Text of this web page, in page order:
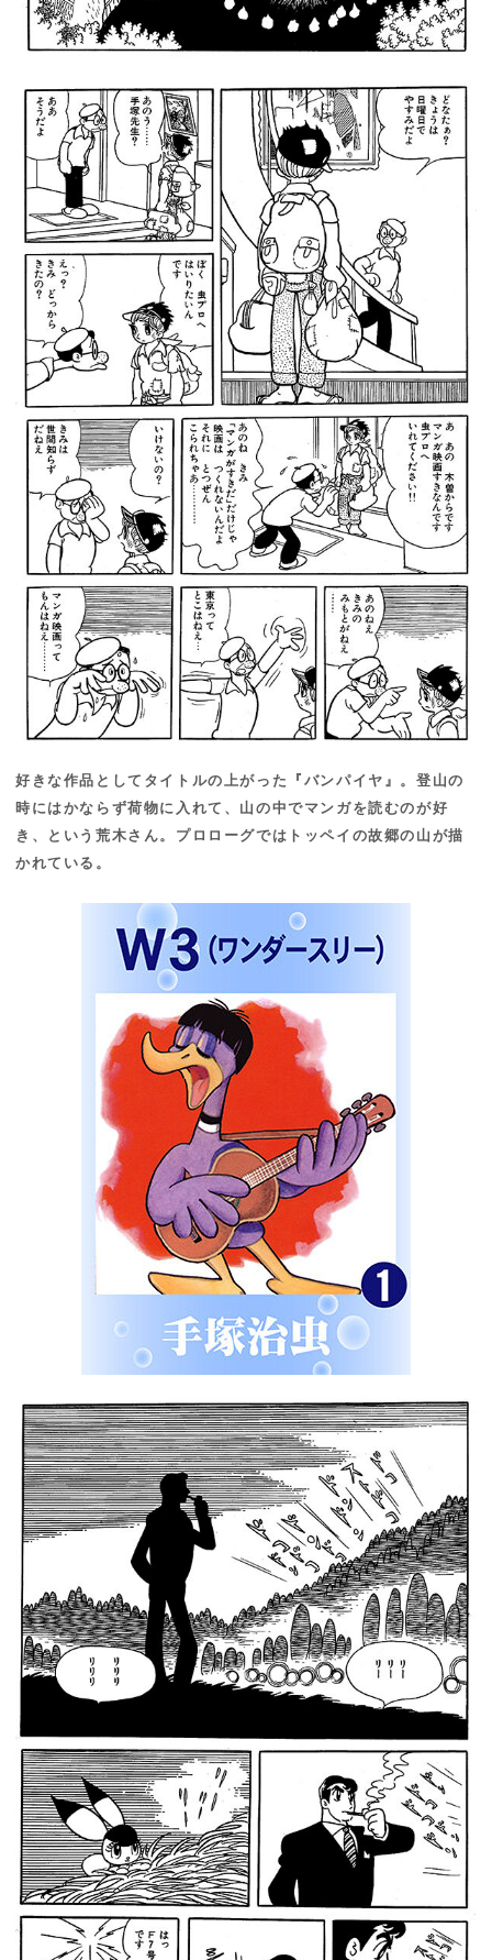
好きな作品としてタイトルの上がった『バンパイヤ』。登山の
時にはかならず荷物に入れて、山の中でマンガを読むのが好
き、という荒木さん。プロローグではトッペイの故郷の山が描
かれている。